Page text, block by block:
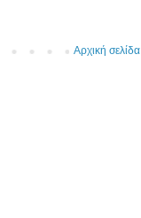
Αρχική σελίδα